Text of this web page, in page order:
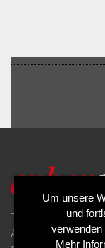
AGB
Impressum
Um unsere
und
verwenden
Mehr